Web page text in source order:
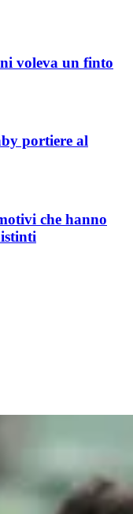
voleva un finto
portiere al
che hanno